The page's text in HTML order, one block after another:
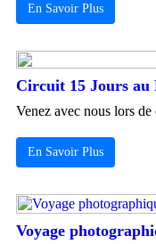
En Savoir Plus
Circuit 15 Jours au
Venez avec nous lors
En Savoir Plus
Voyage